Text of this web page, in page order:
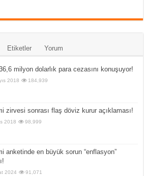
Etiketler Yorum
milyon dolarlık para cezasını konuşuyor!
2018 184,939
zirvesi sonrası flaş döviz kurur açıklaması!
2018 98,999
anketinde en büyük sorun “enflasyon”
2024 91,071